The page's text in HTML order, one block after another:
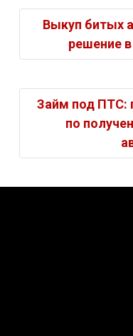
Выкуп битых
решение
Займ под ПТС:
по